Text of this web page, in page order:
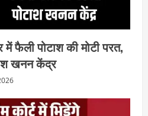
फैली पोटाश की मोटी परत,
खनन केंद्र